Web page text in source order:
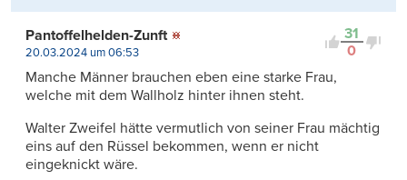
31
0
Pantoffelhelden-Zunft
20.03.2024 um 06:53
Manche Männer brauchen eben eine starke Frau,
welche mit dem Wallholz hinter ihnen steht.
Walter Zweifel hätte vermutlich von seiner Frau mächtig
eins auf den Rüssel bekommen, wenn er nicht
eingeknickt wäre.